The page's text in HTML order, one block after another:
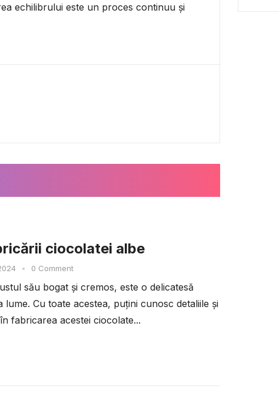
echilibrului este un proces continuu și
ciocolatei albe
• 0 Comment
său bogat și cremos, este o delicatesă
lume. Cu toate acestea, puțini cunosc detaliile și
fabricarea acestei ciocolate...